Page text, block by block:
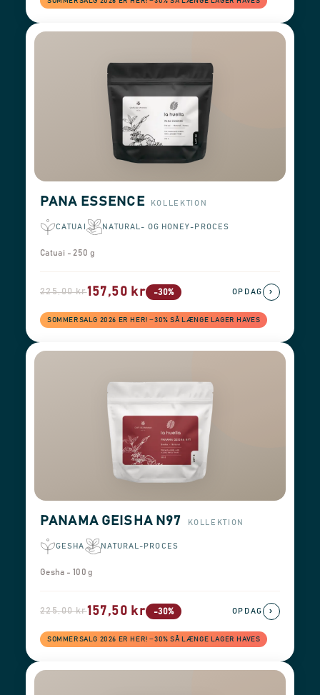
PANA ESSENCE KOLLEKTION
CATUAI NATURAL- OG HONEY-PROCES
Catuai - 250 g
225,00 kr157,50 kr -30%
SOMMERSALG 2026 ER HER! −30% SÅ LÆNGE LAGER HAVES
OPDAG ›
PANAMA GEISHA N97 KOLLEKTION
GESHA NATURAL-PROCES
Gesha - 100 g
225,00 kr157,50 kr -30%
SOMMERSALG 2026 ER HER! −30% SÅ LÆNGE LAGER HAVES
OPDAG ›